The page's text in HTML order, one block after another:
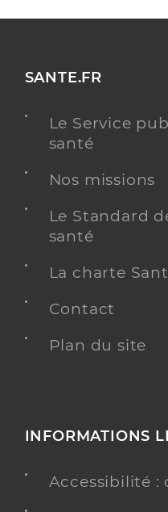
SANTE.FR
Le Service
santé
Nos missions
Le Standard
santé
La charte
Contact
Plan du site
INFORMATIONS
Accessibilité